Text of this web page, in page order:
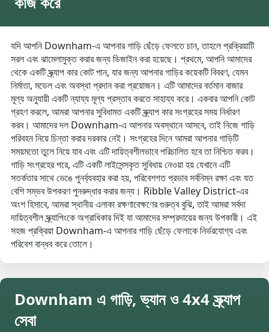
যদি আপনি Downham-এ আপনার গাড়ি ছেঁড়ে ফেলতে চান, তাহলে প্রক্রিয়াটি
সরল এবং ঝামেলামুক্ত করার জন্য ডিজাইন করা হয়েছে। প্রথমে, আপনি আমাদের
থেকে একটি স্ক্র্যাপ কার কোট পান, যার জন্য আপনার গাড়ির কয়েকটি বিবরণ, যেমন
নির্মাতা, মডেল এবং অবস্থা প্রদান করা প্রয়োজন। এটি আমাদের বর্তমান বাজার
মূল্য অনুযায়ী একটি ন্যায্য মূল্য প্রস্তাব করতে সাহায্য করে। একবার আপনি কোট
গ্রহণ করলে, আমরা আপনার সুবিধামত একটি স্ক্র্যাপ কার সংগ্রহের সময় নির্ধারণ
করব। আমাদের দল Downham-এ আপনার অবস্থানে আসবে, তাই নিজে গাড়ি
পরিবহন নিয়ে চিন্তা করার দরকার নেই। সংগ্রহের দিনে আমরা আপনার গাড়িটি
সময়মতো তুলে নিয়ে যাব এবং এটি দায়িত্বশীলভাবে পরিচালিত হবে তা নিশ্চিত করব।
গাড়ি সংগ্রহের পরে, এটি একটি লাইসেন্সকৃত সুবিধায় নেওয়া হয় যেখানে এটি
সতর্কতার সাথে ভেঙে পুনর্ব্যবহার করা হয়, পরিবেশগত প্রভাব সর্বনিম্ন রক্ষা এবং যত
বেশি সম্ভব উপকরণ পুনরুদ্ধার করার জন্য। Ribble Valley District-এর
অংশ হিসাবে, আমরা স্থানীয় এলাকা রক্ষণাবেক্ষণের গুরুত্ব বুঝি, তাই আমরা সর্বদা
দায়িত্বশীল স্ক্র্যাপিংকে অগ্রাধিকার দিই যা আমাদের সম্প্রদায়ের জন্য উপকারী। এই
সহজ প্রক্রিয়া Downham-এ আপনার গাড়ি ছেঁড়ে ফেলাকে নির্ভরযোগ্য এবং
পরিবেশ বান্ধব করে তোলে।
Downham এ গাড়ি, ভ্যান ও 4x4 স্ক্র্যাপ
সেবা